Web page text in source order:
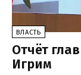
ВЛАСТЬ
Отчёт
Игрим